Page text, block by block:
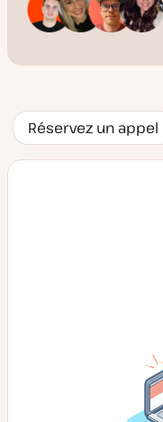
Réservez un appel